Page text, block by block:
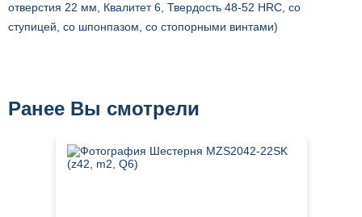
отверстия 22 мм, Квалитет 6, Твердость 48-52 HRC, со
ступицей, со шпонпазом, со стопорными винтами)
Ранее Вы смотрели